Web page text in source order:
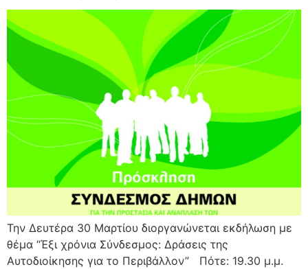
Την Δευτέρα 30 Μαρτίου διοργανώνεται εκδήλωση με
θέμα “Έξι χρόνια Σύνδεσμος: Δράσεις της
Αυτοδιοίκησης για το Περιβάλλον” Πότε: 19.30 μ.μ.